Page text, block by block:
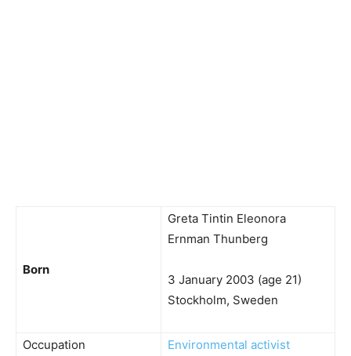
Born
Greta Tintin Eleonora
Ernman Thunberg
3 January 2003 (age 21)
Stockholm, Sweden
Occupation
Environmental activist